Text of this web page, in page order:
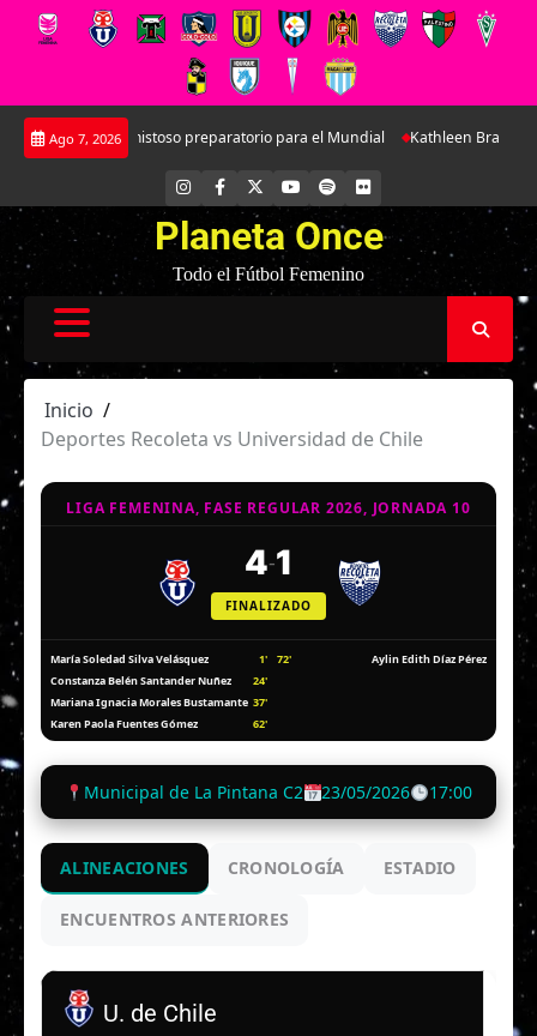
Saltar
Ago 7, 2026
doble amistoso preparatorio para el Mundial Kathleen Brandt: La
INSTAGRAM
FACEBOOK YOUTUBE
SPOTIFYFLICKR
Planeta Once
Todo el Fútbol Femenino
Inicio
Deportes Recoleta vs Universidad de Chile
LIGA FEMENINA, FASE REGULAR 2026, JORNADA 10
4-1
FINALIZADO
María Soledad Silva Velásquez
1'
Constanza Belén Santander Nuñez
24'
Mariana Ignacia Morales Bustamante 37'
Karen Paola Fuentes Gómez
62'
72' Aylin Edith Díaz Pérez
Municipal de La Pintana C2 23/05/2026 17:00
ALINEACIONES CRONOLOGÍA ESTADIO
ENCUENTROS ANTERIORES
U. de Chile